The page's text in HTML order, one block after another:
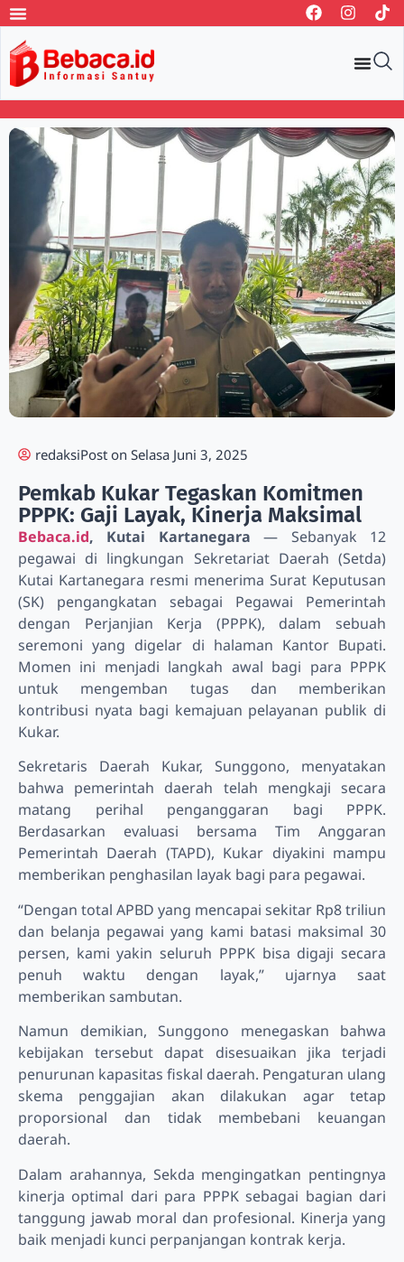
redaksiPost on Selasa Juni 3, 2025
Pemkab Kukar Tegaskan Komitmen
PPPK: Gaji Layak, Kinerja Maksimal
Bebaca.id, Kutai Kartanegara — Sebanyak 12
pegawai di lingkungan Sekretariat Daerah (Setda)
Kutai Kartanegara resmi menerima Surat Keputusan
(SK) pengangkatan sebagai Pegawai Pemerintah
dengan Perjanjian Kerja (PPPK), dalam sebuah
seremoni yang digelar di halaman Kantor Bupati.
Momen ini menjadi langkah awal bagi para PPPK
untuk mengemban tugas dan memberikan
kontribusi nyata bagi kemajuan pelayanan publik di
Kukar.
Sekretaris Daerah Kukar, Sunggono, menyatakan
bahwa pemerintah daerah telah mengkaji secara
matang perihal penganggaran bagi PPPK.
Berdasarkan evaluasi bersama Tim Anggaran
Pemerintah Daerah (TAPD), Kukar diyakini mampu
memberikan penghasilan layak bagi para pegawai.
“Dengan total APBD yang mencapai sekitar Rp8 triliun
dan belanja pegawai yang kami batasi maksimal 30
persen, kami yakin seluruh PPPK bisa digaji secara
penuh waktu dengan layak,” ujarnya saat
memberikan sambutan.
Namun demikian, Sunggono menegaskan bahwa
kebijakan tersebut dapat disesuaikan jika terjadi
penurunan kapasitas fiskal daerah. Pengaturan ulang
skema penggajian akan dilakukan agar tetap
proporsional dan tidak membebani keuangan
daerah.
Dalam arahannya, Sekda mengingatkan pentingnya
kinerja optimal dari para PPPK sebagai bagian dari
tanggung jawab moral dan profesional. Kinerja yang
baik menjadi kunci perpanjangan kontrak kerja.